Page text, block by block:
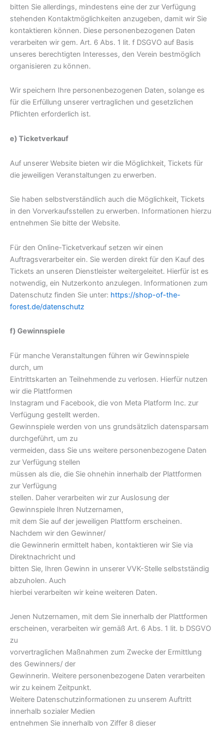
bitten Sie allerdings, mindestens eine der zur Verfügung
stehenden Kontaktmöglichkeiten anzugeben, damit wir Sie
kontaktieren können. Diese personenbezogenen Daten
verarbeiten wir gem. Art. 6 Abs. 1 lit. f DSGVO auf Basis
unseres berechtigten Interesses, den Verein bestmöglich
organisieren zu können.
Wir speichern Ihre personenbezogenen Daten, solange es
für die Erfüllung unserer vertraglichen und gesetzlichen
Pflichten erforderlich ist.
e) Ticketverkauf
Auf unserer Website bieten wir die Möglichkeit, Tickets für
die jeweiligen Veranstaltungen zu erwerben.
Sie haben selbstverständlich auch die Möglichkeit, Tickets
in den Vorverkaufsstellen zu erwerben. Informationen hierzu
entnehmen Sie bitte der Website.
Für den Online-Ticketverkauf setzen wir einen
Auftragsverarbeiter ein. Sie werden direkt für den Kauf des
Tickets an unseren Dienstleister weitergeleitet. Hierfür ist es
notwendig, ein Nutzerkonto anzulegen. Informationen zum
Datenschutz finden Sie unter: https://shop-of-the-
forest.de/datenschutz
f) Gewinnspiele
Für manche Veranstaltungen führen wir Gewinnspiele
durch, um
Eintrittskarten an Teilnehmende zu verlosen. Hierfür nutzen
wir die Plattformen
Instagram und Facebook, die von Meta Platform Inc. zur
Verfügung gestellt werden.
Gewinnspiele werden von uns grundsätzlich datensparsam
durchgeführt, um zu
vermeiden, dass Sie uns weitere personenbezogene Daten
zur Verfügung stellen
müssen als die, die Sie ohnehin innerhalb der Plattformen
zur Verfügung
stellen. Daher verarbeiten wir zur Auslosung der
Gewinnspiele Ihren Nutzernamen,
mit dem Sie auf der jeweiligen Plattform erscheinen.
Nachdem wir den Gewinner/
die Gewinnerin ermittelt haben, kontaktieren wir Sie via
Direktnachricht und
bitten Sie, Ihren Gewinn in unserer VVK-Stelle selbstständig
abzuholen. Auch
hierbei verarbeiten wir keine weiteren Daten.
Jenen Nutzernamen, mit dem Sie innerhalb der Plattformen
erscheinen, verarbeiten wir gemäß Art. 6 Abs. 1 lit. b DSGVO
zu
vorvertraglichen Maßnahmen zum Zwecke der Ermittlung
des Gewinners/ der
Gewinnerin. Weitere personenbezogene Daten verarbeiten
wir zu keinem Zeitpunkt.
Weitere Datenschutzinformationen zu unserem Auftritt
innerhalb sozialer Medien
entnehmen Sie innerhalb von Ziffer 8 dieser